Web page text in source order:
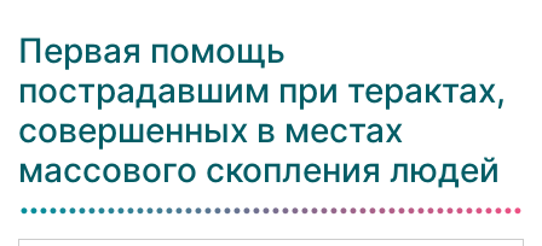
Первая помощь
пострадавшим при терактах,
совершенных в местах
массового скопления людей